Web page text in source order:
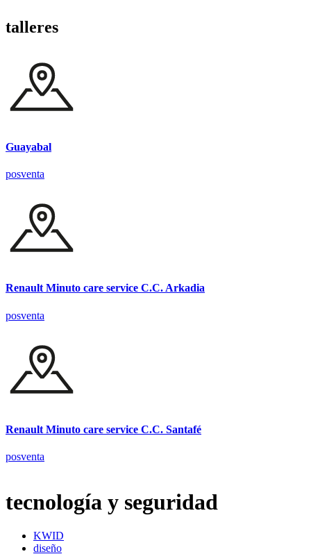
talleres
Guayabal
posventa
Renault Minuto care service C.C. Arkadia
posventa
Renault Minuto care service C.C. Santafé
posventa
tecnología y seguridad
KWID
diseño